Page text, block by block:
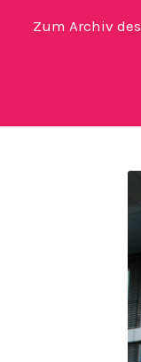
Zum Archiv des